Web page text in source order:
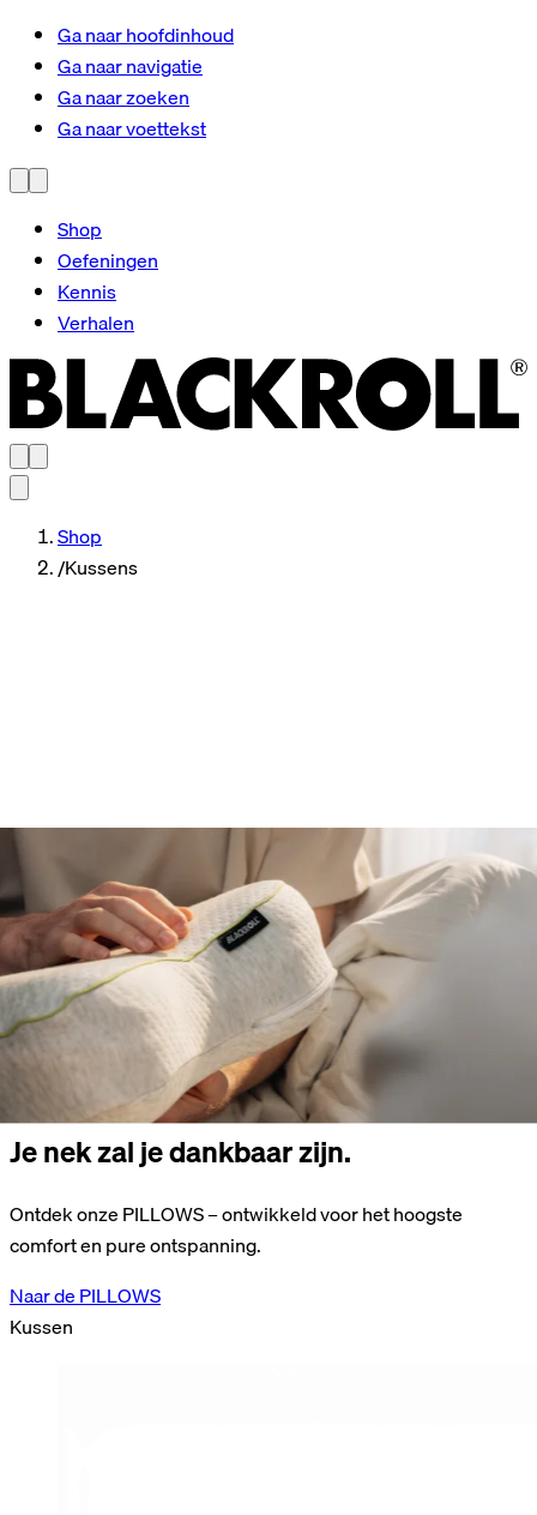
Ga naar hoofdinhoud
Ga naar navigatie
Ga naar zoeken
Ga naar voettekst
Shop
Oefeningen
Kennis
Verhalen
Shop
/Kussens
Je nek zal je dankbaar zijn.
Ontdek onze PILLOWS – ontwikkeld voor het hoogste
comfort en pure ontspanning.
Naar de PILLOWS
Kussen